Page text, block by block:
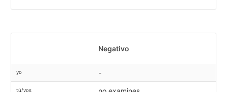
Negativo
yo -
tú/vos